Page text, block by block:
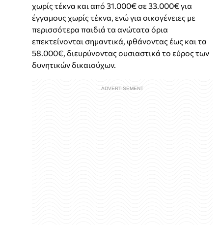
χωρίς τέκνα και από 31.000€ σε 33.000€ για
έγγαμους χωρίς τέκνα, ενώ για οικογένειες με
περισσότερα παιδιά τα ανώτατα όρια
επεκτείνονται σημαντικά, φθάνοντας έως και τα
58.000€, διευρύνοντας ουσιαστικά το εύρος των
δυνητικών δικαιούχων.